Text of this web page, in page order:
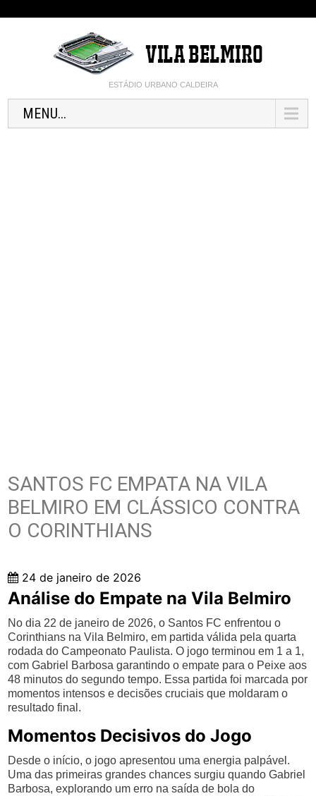
ESTÁDIO URBANO CALDEIRA
MENU...
SANTOS FC EMPATA NA VILA
BELMIRO EM CLÁSSICO CONTRA
O CORINTHIANS
24 de janeiro de 2026
Análise do Empate na Vila Belmiro
No dia 22 de janeiro de 2026, o Santos FC enfrentou o
Corinthians na Vila Belmiro, em partida válida pela quarta
rodada do Campeonato Paulista. O jogo terminou em 1 a 1,
com Gabriel Barbosa garantindo o empate para o Peixe aos
48 minutos do segundo tempo. Essa partida foi marcada por
momentos intensos e decisões cruciais que moldaram o
resultado final.
Momentos Decisivos do Jogo
Desde o início, o jogo apresentou uma energia palpável.
Uma das primeiras grandes chances surgiu quando Gabriel
Barbosa, explorando um erro na saída de bola do